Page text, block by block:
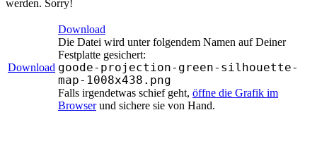
werden. Sorry!
Download
Download
Die Datei wird unter folgendem Namen auf Deiner
Festplatte gesichert:
goode-projection-green-silhouette-
map-1008x438.png
Falls irgendetwas schief geht, öffne die Grafik im
Browserund sichere sie von Hand.